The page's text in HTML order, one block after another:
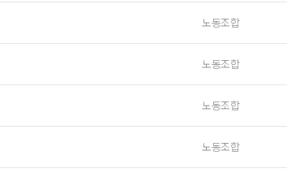
노동조합
노동조합
노동조합
노동조합